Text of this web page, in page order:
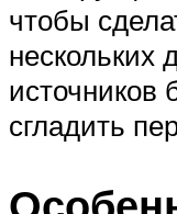
чтобы
нескольких
источников
сгладить